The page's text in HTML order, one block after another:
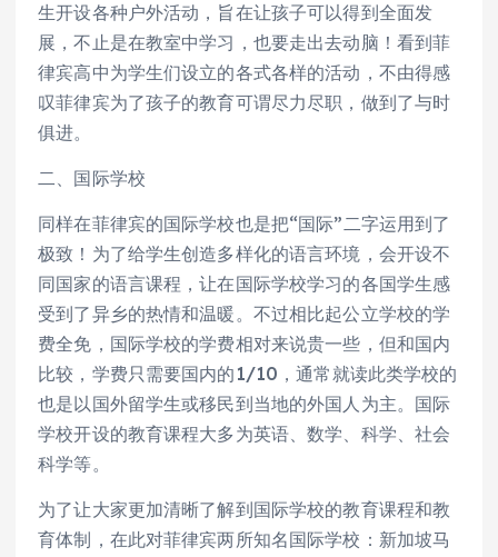
生开设各种户外活动，旨在让孩子可以得到全面发
展，不止是在教室中学习，也要走出去动脑！看到菲
律宾高中为学生们设立的各式各样的活动，不由得感
叹菲律宾为了孩子的教育可谓尽力尽职，做到了与时
俱进。
二、国际学校
同样在菲律宾的国际学校也是把“国际”二字运用到了
极致！为了给学生创造多样化的语言环境，会开设不
同国家的语言课程，让在国际学校学习的各国学生感
受到了异乡的热情和温暖。不过相比起公立学校的学
费全免，国际学校的学费相对来说贵一些，但和国内
比较，学费只需要国内的1/10，通常就读此类学校的
也是以国外留学生或移民到当地的外国人为主。国际
学校开设的教育课程大多为英语、数学、科学、社会
科学等。
为了让大家更加清晰了解到国际学校的教育课程和教
育体制，在此对菲律宾两所知名国际学校：新加坡马